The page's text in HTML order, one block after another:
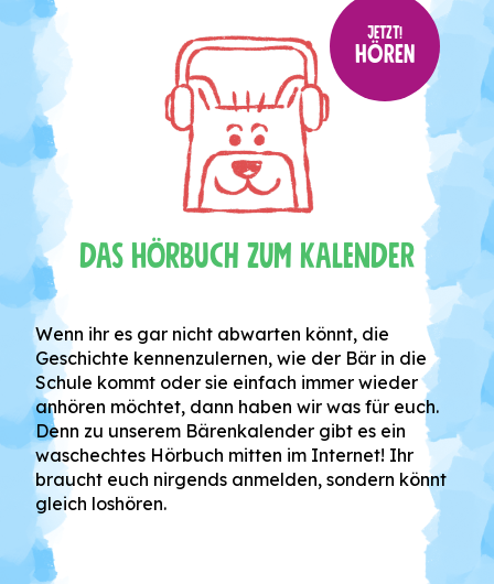
JETZT!
HÖREN
Das Hörbuch zum Kalender
Wenn ihr es gar nicht abwarten könnt, die
Geschichte kennenzulernen, wie der Bär in die
Schule kommt oder sie einfach immer wieder
anhören möchtet, dann haben wir was für euch.
Denn zu unserem Bärenkalender gibt es ein
waschechtes Hörbuch mitten im Internet! Ihr
braucht euch nirgends anmelden, sondern könnt
gleich loshören.